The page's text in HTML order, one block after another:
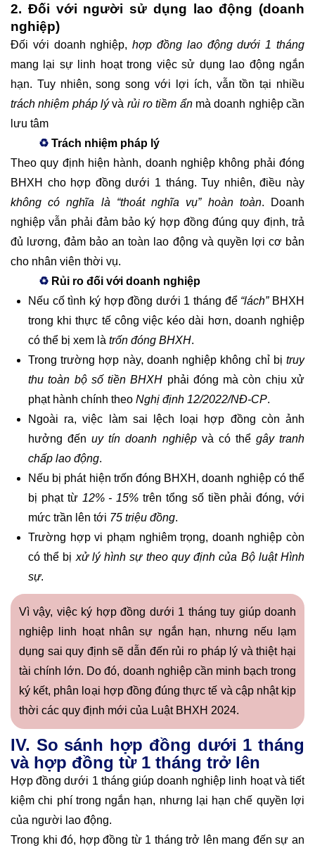
2. Đối với người sử dụng lao động (doanh
nghiệp)
Đối với doanh nghiệp,hợp đồng lao động dưới 1 tháng
mang lại sự linh hoạt trong việc sử dụng lao động ngắn
hạn. Tuy nhiên, song song với lợi ích, vẫn tồn tại nhiều
trách nhiệm pháp lývà rủi ro tiềm ẩnmà doanh nghiệp cần
lưu tâm
♻ Trách nhiệm pháp lý
Theo quy định hiện hành, doanh nghiệp không phải đóng
BHXH cho hợp đồng dưới 1 tháng. Tuy nhiên, điều này
không có nghĩa là “thoát nghĩa vụ” hoàn toàn. Doanh
nghiệp vẫn phải đảm bảo ký hợp đồng đúng quy định, trả
đủ lương, đảm bảo an toàn lao động và quyền lợi cơ bản
cho nhân viên thời vụ.
♻ Rủi ro đối với doanh nghiệp
Nếu cố tình ký hợp đồng dưới 1 tháng để “lách” BHXH
trong khi thực tế công việc kéo dài hơn, doanh nghiệp
có thể bị xem là trốn đóng BHXH.
Trong trường hợp này, doanh nghiệp không chỉ bị truy
thu toàn bộ số tiền BHXH phải đóng mà còn chịu xử
phạt hành chính theo Nghị định 12/2022/NĐ-CP.
Ngoài ra, việc làm sai lệch loại hợp đồng còn ảnh
hưởng đếnuy tín doanh nghiệp và có thể gây tranh
chấp lao động.
Nếu bị phát hiện trốn đóng BHXH, doanh nghiệp có thể
bị phạt từ 12% - 15% trên tổng số tiền phải đóng, với
mức trần lên tới 75 triệu đồng.
Trường hợp vi phạm nghiêm trọng, doanh nghiệp còn
có thể bị xử lý hình sự theo quy định của Bộ luật Hình
sự.
Vì vậy, việc ký hợp đồng dưới 1 tháng tuy giúp doanh
nghiệp linh hoạt nhân sự ngắn hạn, nhưng nếu lạm
dụng sai quy định sẽ dẫn đến rủi ro pháp lý và thiệt hại
tài chính lớn. Do đó, doanh nghiệp cần minh bạch trong
ký kết, phân loại hợp đồng đúng thực tế và cập nhật kịp
thời các quy định mới của Luật BHXH 2024.
IV. So sánh hợp đồng dưới 1 tháng
và hợp đồng từ 1 tháng trở lên
Hợp đồng dưới 1 tháng giúp doanh nghiệp linh hoạt và tiết
kiệm chi phí trong ngắn hạn, nhưng lại hạn chế quyền lợi
của người lao động.
Trong khi đó, hợp đồng từ 1 tháng trở lên mang đến sự an